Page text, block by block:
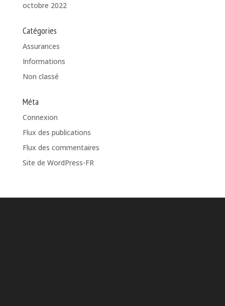
octobre 2022
Catégories
Assurances
Informations
Non classé
Méta
Connexion
Flux des publications
Flux des commentaires
Site de WordPress-FR